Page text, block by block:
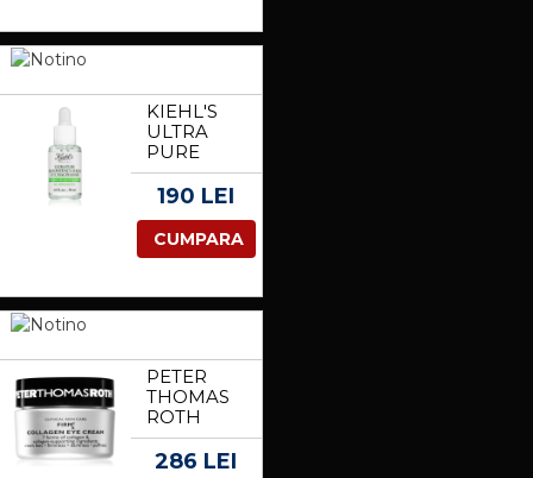
DE
TRANDAFIRI
100 ML
KIEHL'S
ULTRA
PURE
HIGH-
POTENCY
5.0%
NIACINAMIDE
CONCENTRAT
PENTRU
190 LEI
CUMPARA
PETER
THOMAS
ROTH
FIRMX
COLLAGEN
286 LEI